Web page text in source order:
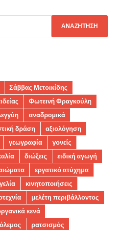
Σάββας Μετοικίδης
Φωτεινή Φραγκούλη
αναδρομικά
δράση
αξιολόγηση
γεωγραφία
γονείς
διώξεις
ειδική αγωγή
εργατικό ατύχημα
κινητοποιήσεις
μελέτη περιβάλλοντος
κενά
ρατσισμός